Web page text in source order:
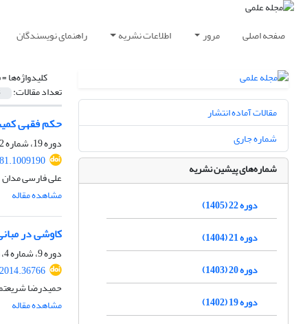
صفحه اصلی مرور اطلاعات نشریه راهنمای نویسندگان
کلیدواژه‌ها =
تعداد مقالات:
حکم فقهی
دوره 19، شماره 2، تابستان 1402، صفحه
علی فارسی مدان
مشاهده مقاله
کاوشی در
دوره 9، شماره 4، زمستان 1392، صفحه
حمیدرضا
مشاهده مقاله
مقالات آماده انتشار
شماره جاری
شماره‌های پیشین نشریه
دوره 22 (1405)
دوره 21 (1404)
دوره 20 (1403)
دوره 19 (1402)